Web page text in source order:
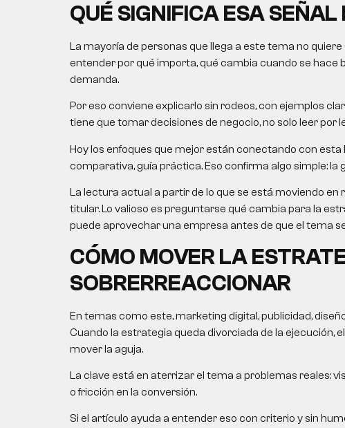
QUÉ SIGNIFICA ESA
La mayoría de personas que llega a este tema no
entender por qué importa, qué cambia cuando se hace
demanda.
Por eso conviene explicarlo sin rodeos, con ejemplos
tiene que tomar decisiones de negocio, no solo leer por
Hoy los enfoques que mejor están conectando con
comparativa, guía práctica. Eso confirma algo simple: la
La lectura actual a partir de lo que se está moviendo
titular. Lo valioso es preguntarse qué cambia para la
puede aprovechar una empresa antes de que el tema
CÓMO MOVER LA
SOBRERREACCIONAR
En temas como este,marketing digital, publicidad,
Cuando la estrategia queda divorciada de la ejecución,
mover la aguja.
La clave está en aterrizar el tema a problemas reales:
o fricción en la conversión.
Si el artículo ayuda a entender eso con criterio y sin